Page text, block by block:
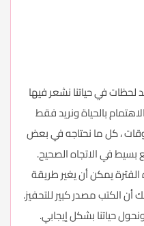
لحظات في حياتنا نشعر فيها
بالحياة ونريد فقط
، كل ما نحتاجه في بعض
بسيط في الاتجاه الصحيح.
يمكن أن يغير طريقة
أن الكتب مصدر كبير للتحفيز.
حياتنا بشكل إيجابي.